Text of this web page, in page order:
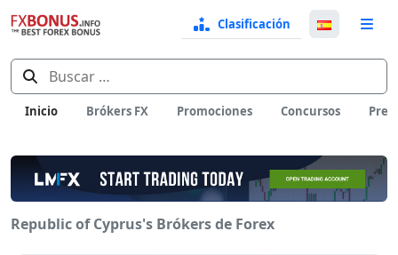
Buscar:
Clasificación
de
idioma
Inicio Brókers FX Promociones Concursos
Republic of Cyprus's Brókers de Forex